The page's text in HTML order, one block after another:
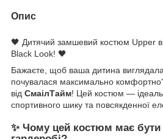
Опис
🖤 Дитячий замшевий костюм Upper
Black Look! 🖤
Бажаєте, щоб ваша дитина
почувалася максимально комфортно?
від СмаілТайм! Цей костюм —
спортивного шику та повсякденної
✨ Чому цей костюм має